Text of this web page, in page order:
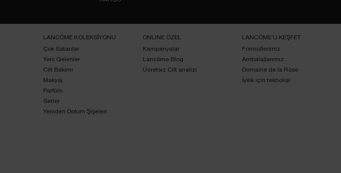
LANCÔME KOLEKSİYONU
Çok Satanlar
Yeni Gelenler
Cilt Bakımı
Makyaj
Parfüm
Setler
Yeniden Dolum Şişeleri
ONLINE ÖZEL
Kampanyalar
Lancôme Blog
Ücretsiz Cilt analizi
LANCÔME’U KEŞFET
Formüllerimiz
Ambalajlarımız
Domaine de la Rose
İyilik için teknoloji